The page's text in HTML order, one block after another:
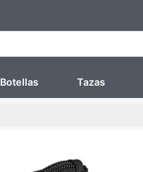
Botellas Tazas